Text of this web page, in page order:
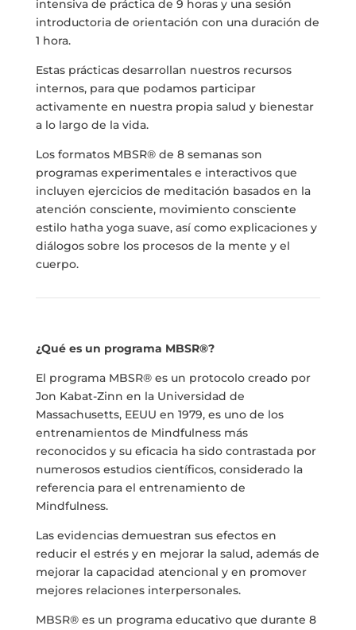
intensiva de práctica de 9 horas y una sesión
introductoria de orientación con una duración de
1 hora.
Estas prácticas desarrollan nuestros recursos
internos, para que podamos participar
activamente en nuestra propia salud y bienestar
a lo largo de la vida.
Los formatos MBSR® de 8 semanas son
programas experimentales e interactivos que
incluyen ejercicios de meditación basados en la
atención consciente, movimiento consciente
estilo hatha yoga suave, así como explicaciones y
diálogos sobre los procesos de la mente y el
cuerpo.
¿Qué es un programa MBSR®?
El programa MBSR® es un protocolo creado por
Jon Kabat-Zinn en la Universidad de
Massachusetts, EEUU en 1979, es uno de los
entrenamientos de Mindfulness más
reconocidos y su eficacia ha sido contrastada por
numerosos estudios científicos, considerado la
referencia para el entrenamiento de
Mindfulness.
Las evidencias demuestran sus efectos en
reducir el estrés y en mejorar la salud, además de
mejorar la capacidad atencional y en promover
mejores relaciones interpersonales.
MBSR® es un programa educativo que durante 8